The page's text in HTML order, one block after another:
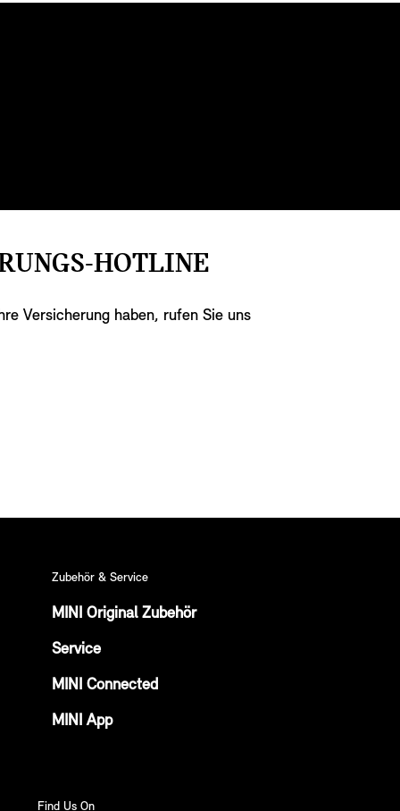
HOTLINE
Versicherung haben, rufen Sie uns
Zubehör & Service
MINI Original Zubehör
Service
MINI Connected
MINI App
Find Us On